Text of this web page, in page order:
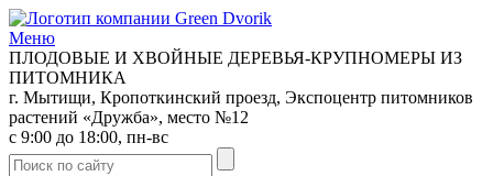
Меню
ПЛОДОВЫЕ И ХВОЙНЫЕ ДЕРЕВЬЯ-КРУПНОМЕРЫ ИЗ
ПИТОМНИКА
г. Мытищи, Кропоткинский проезд, Экспоцентр питомников
растений «Дружба», место №12
с 9:00 до 18:00, пн-вс